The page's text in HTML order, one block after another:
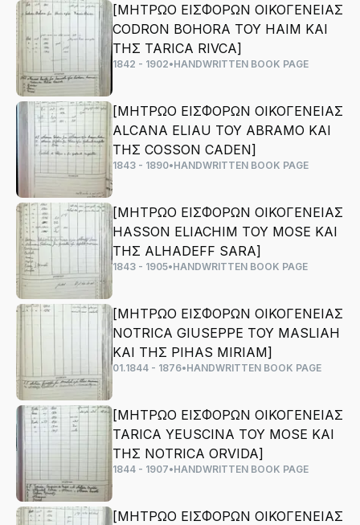
[ΜΗΤΡΩΟ ΕΙΣΦΟΡΩΝ ΟΙΚΟΓΕΝΕΙΑΣ
CODRON BOHORA ΤΟΥ HAIM ΚΑΙ
ΤΗΣ TARICA RIVCA]
1842 - 1902•HANDWRITTEN BOOK PAGE
[ΜΗΤΡΩΟ ΕΙΣΦΟΡΩΝ ΟΙΚΟΓΕΝΕΙΑΣ
ALCANA ELIAU ΤΟΥ ABRAMO ΚΑΙ
ΤΗΣ COSSON CADEN]
1843 - 1890•HANDWRITTEN BOOK PAGE
[ΜΗΤΡΩΟ ΕΙΣΦΟΡΩΝ ΟΙΚΟΓΕΝΕΙΑΣ
HASSON ELIACHIM ΤΟΥ MOSE ΚΑΙ
ΤΗΣ ALHADEFF SARA]
1843 - 1905•HANDWRITTEN BOOK PAGE
[ΜΗΤΡΩΟ ΕΙΣΦΟΡΩΝ ΟΙΚΟΓΕΝΕΙΑΣ
NOTRICA GIUSEPPE ΤΟΥ MASLIAH
ΚΑΙ ΤΗΣ PIHAS MIRIAM]
01.1844 - 1876•HANDWRITTEN BOOK PAGE
[ΜΗΤΡΩΟ ΕΙΣΦΟΡΩΝ ΟΙΚΟΓΕΝΕΙΑΣ
TARICA YEUSCINA ΤΟΥ MOSE ΚΑΙ
ΤΗΣ NOTRICA ORVIDA]
1844 - 1907•HANDWRITTEN BOOK PAGE
[ΜΗΤΡΩΟ ΕΙΣΦΟΡΩΝ ΟΙΚΟΓΕΝΕΙΑΣ